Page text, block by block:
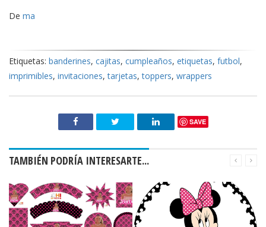
De ma
Etiquetas: banderines, cajitas, cumpleaños, etiquetas, futbol,
imprimibles, invitaciones,tarjetas,toppers, wrappers
SAVE
TAMBIÉN PODRÍA INTERESARTE...